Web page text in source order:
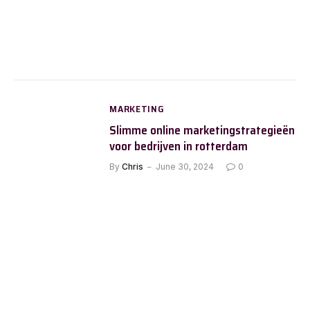
MARKETING
Slimme online marketingstrategieën
voor bedrijven in rotterdam
By Chris June 30, 2024 0